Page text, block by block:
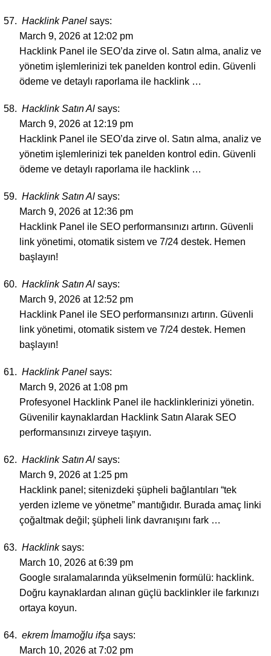
Hacklink Panel says:
March 9, 2026 at 12:02 pm
Hacklink Panel ile SEO’da zirve ol. Satın alma, analiz ve
yönetim işlemlerinizi tek panelden kontrol edin. Güvenli
ödeme ve detaylı raporlama ile hacklink …
Hacklink Satın Al says:
March 9, 2026 at 12:19 pm
Hacklink Panel ile SEO’da zirve ol. Satın alma, analiz ve
yönetim işlemlerinizi tek panelden kontrol edin. Güvenli
ödeme ve detaylı raporlama ile hacklink …
Hacklink Satın Al says:
March 9, 2026 at 12:36 pm
Hacklink Panel ile SEO performansınızı artırın. Güvenli
link yönetimi, otomatik sistem ve 7/24 destek. Hemen
başlayın!
Hacklink Satın Al says:
March 9, 2026 at 12:52 pm
Hacklink Panel ile SEO performansınızı artırın. Güvenli
link yönetimi, otomatik sistem ve 7/24 destek. Hemen
başlayın!
Hacklink Panel says:
March 9, 2026 at 1:08 pm
Profesyonel Hacklink Panel ile hacklinklerinizi yönetin.
Güvenilir kaynaklardan Hacklink Satın Alarak SEO
performansınızı zirveye taşıyın.
Hacklink Satın Al says:
March 9, 2026 at 1:25 pm
Hacklink panel; sitenizdeki şüpheli bağlantıları “tek
yerden izleme ve yönetme” mantığıdır. Burada amaç linki
çoğaltmak değil; şüpheli link davranışını fark …
Hacklink says:
March 10, 2026 at 6:39 pm
Google sıralamalarında yükselmenin formülü: hacklink.
Doğru kaynaklardan alınan güçlü backlinkler ile farkınızı
ortaya koyun.
ekrem İmamoğlu ifşa says:
March 10, 2026 at 7:02 pm